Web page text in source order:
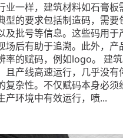
业一样，建筑材料如石膏板
型的要求包括制造码，需要
及批号等信息。这些码用于
场后有助于追溯。此外，产
率的赋码，例如logo。 建
且产线高速运行，几乎没有
复杂性。不仅赋码本身必须
产环境中有效运行，喷...